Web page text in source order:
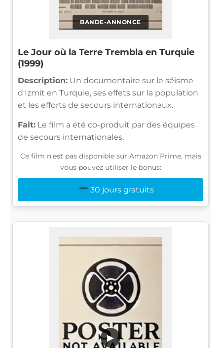
BANDE-ANNONCE
Le Jour où la Terre Trembla en Turquie
(1999)
Description: Un documentaire sur le séisme
d'Izmit en Turquie, ses effets sur la population
et les efforts de secours internationaux.
Fait: Le film a été co-produit par des équipes
de secours internationales.
Ce film n'est pas disponible sur Amazon Prime, mais
vous pouvez utiliser le bonus:
30 jours gratuits
▶